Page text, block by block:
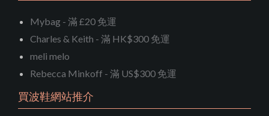
Mybag - 滿 £20 免運
Charles & Keith - 滿 HK$300 免運
meli melo
Rebecca Minkoff - 滿 US$300 免運
買波鞋網站推介